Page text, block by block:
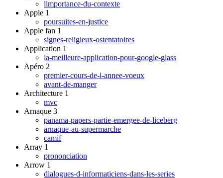
limportance-du-contexte
Apple 1
poursuites-en-justice
Apple fan 1
signes-religieux-ostentatoires
Application 1
la-meilleure-application-pour-google-glass
Apéro 2
premier-cours-de-l-annee-voeux
avant-de-manger
Architecture 1
mvc
Arnaque 3
panama-papers-partie-emergee-de-liceberg
arnaque-au-supermarche
camif
Array 1
prononciation
Arrow 1
dialogues-d-informaticiens-dans-les-series